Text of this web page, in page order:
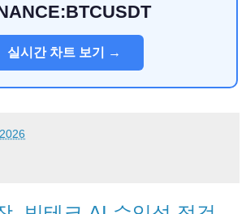
실시간 차트 보기 →